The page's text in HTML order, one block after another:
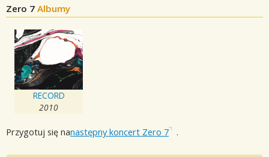
Zero 7 Albumy
RECORD
2010
Przygotuj się nanastępny koncert Zero 7 .